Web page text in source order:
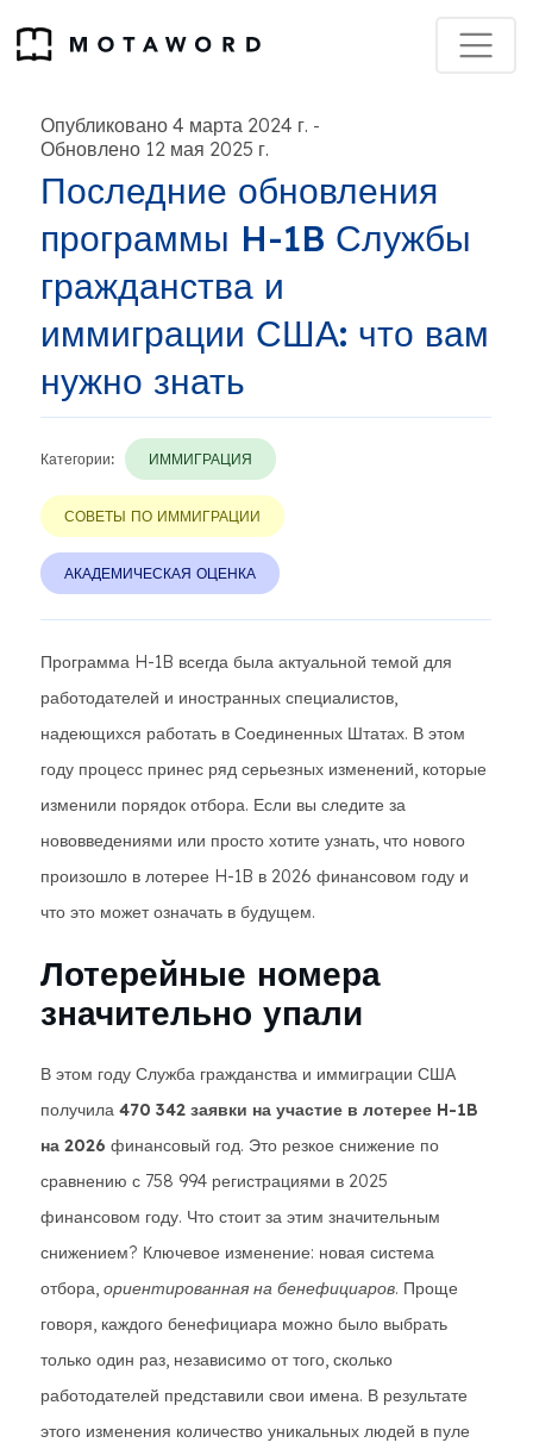
Опубликовано 4 марта 2024 г. -
Обновлено 12 мая 2025 г.
Последние обновления
программы H-1B Службы
гражданства и
иммиграции США: что вам
нужно знать
Категории: ИММИГРАЦИЯ
СОВЕТЫ ПО ИММИГРАЦИИ
АКАДЕМИЧЕСКАЯ ОЦЕНКА
Программа H-1B всегда была актуальной темой для
работодателей и иностранных специалистов,
надеющихся работать в Соединенных Штатах. В этом
году процесс принес ряд серьезных изменений, которые
изменили порядок отбора. Если вы следите за
нововведениями или просто хотите узнать, что нового
произошло в лотерее H-1B в 2026 финансовом году и
что это может означать в будущем.
Лотерейные номера
значительно упали
В этом году Служба гражданства и иммиграции США
получила 470 342 заявки на участие в лотерее H-1B
на 2026 финансовый год. Это резкое снижение по
сравнению с 758 994 регистрациями в 2025
финансовом году. Что стоит за этим значительным
снижением? Ключевое изменение: новая система
отбора, ориентированная на бенефициаров. Проще
говоря, каждого бенефициара можно было выбрать
только один раз, независимо от того, сколько
работодателей представили свои имена. В результате
этого изменения количество уникальных людей в пуле